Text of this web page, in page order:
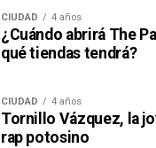
CIUDAD 4 años
¿Cuándo abrirá The
qué tiendas tendrá?
CIUDAD 4 años
Tornillo Vázquez, la
rap potosino